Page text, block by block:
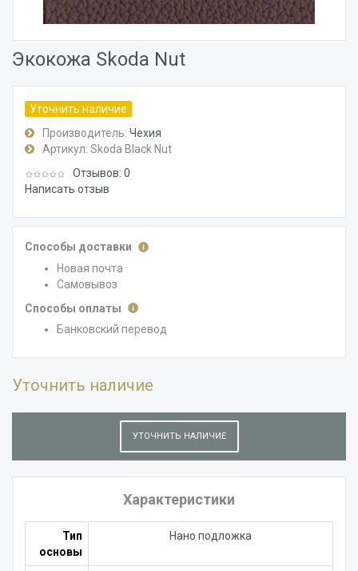
Экокожа Skoda Nut
Уточнить наличие
Производитель: Чехия
Артикул: Skoda Black Nut
Отзывов: 0
Написать отзыв
Способы доставки
Новая почта
Самовывоз
Способы оплаты
Банковский перевод
Уточнить наличие
УТОЧНИТЬ НАЛИЧИЕ
Характеристики
Тип
основы
Нано подложка